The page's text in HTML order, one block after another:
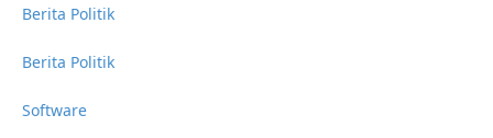
Berita Politik
Berita Politik
Software